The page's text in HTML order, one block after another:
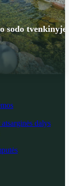
sodo tvenkinyje:
dalys